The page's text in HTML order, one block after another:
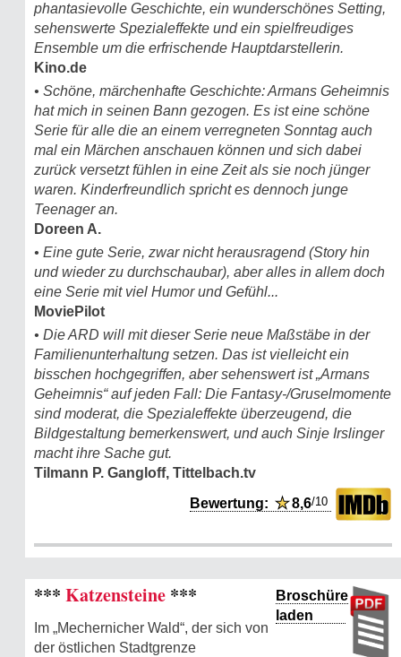
phantasievolle Geschichte, ein wunderschönes Setting,
sehenswerte Spezialeffekte und ein spielfreudiges
Ensemble um die erfrischende Hauptdarstellerin.
Kino.de
• Schöne, märchenhafte Geschichte: Armans Geheimnis
hat mich in seinen Bann gezogen. Es ist eine schöne
Serie für alle die an einem verregneten Sonntag auch
mal ein Märchen anschauen können und sich dabei
zurück versetzt fühlen in eine Zeit als sie noch jünger
waren. Kinderfreundlich spricht es dennoch junge
Teenager an.
Doreen A.
• Eine gute Serie, zwar nicht herausragend (Story hin
und wieder zu durchschaubar), aber alles in allem doch
eine Serie mit viel Humor und Gefühl...
MoviePilot
• Die ARD will mit dieser Serie neue Maßstäbe in der
Familienunterhaltung setzen. Das ist vielleicht ein
bisschen hochgegriffen, aber sehenswert ist „Armans
Geheimnis“ auf jeden Fall: Die Fantasy-/Gruselmomente
sind moderat, die Spezialeffekte überzeugend, die
Bildgestaltung bemerkenswert, und auch Sinje Irslinger
macht ihre Sache gut.
Tilmann P. Gangloff, Tittelbach.tv
Bewertung:★8,6/10
Broschüre
laden
*** Katzensteine ***
Im „Mechernicher Wald“, der sich von
der östlichen Stadtgrenze